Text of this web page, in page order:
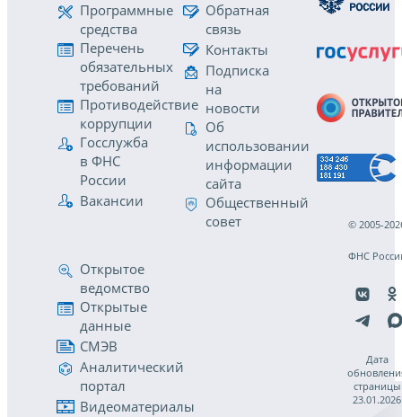
Программные
средства
Перечень
обязательных
требований
Противодействие
коррупции
Госслужба
в ФНС
России
Вакансии
Обратная
связь
Контакты
Подписка
на
новости
Об
использовании
информации
сайта
Общественный
совет
Открытое
ведомство
Открытые
данные
СМЭВ
Аналитический
портал
Видеоматериалы
© 2005-
ФНС
Дата
страницы
23.01.2026